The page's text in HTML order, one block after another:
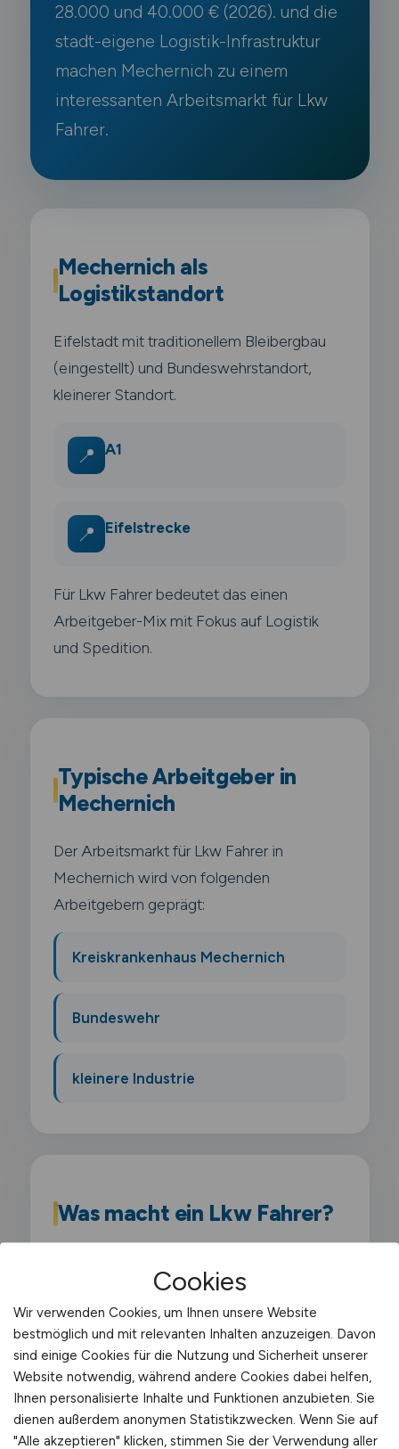
28.000 und 40.000 € (2026). und die
stadt-eigene Logistik-Infrastruktur
machen Mechernich zu einem
interessanten Arbeitsmarkt für Lkw
Fahrer.
Mechernich als
Logistikstandort
Eifelstadt mit traditionellem Bleibergbau
(eingestellt) und Bundeswehrstandort,
kleinerer Standort.
📍 A1
📍 Eifelstrecke
Für Lkw Fahrer bedeutet das einen
Arbeitgeber-Mix mit Fokus auf Logistik
und Spedition.
Typische Arbeitgeber in
Mechernich
Der Arbeitsmarkt für Lkw Fahrer in
Mechernich wird von folgenden
Arbeitgebern geprägt:
Kreiskrankenhaus Mechernich
Bundeswehr
kleinere Industrie
Was macht ein Lkw Fahrer?
über 7.5 Tonnen und transportierst Güter
im nationalen oder internationalen
Fernverkehr. Du bist verantwortlich für die
Einhaltung der Lenk- und Ruhezeiten sowie
die sichere Zustellung der Ladung.
Cookies
Wir verwenden Cookies, um Ihnen unsere Website
bestmöglich und mit relevanten Inhalten anzuzeigen. Davon
sind einige Cookies für die Nutzung und Sicherheit unserer
Website notwendig, während andere Cookies dabei helfen,
Ihnen personalisierte Inhalte und Funktionen anzubieten. Sie
dienen außerdem anonymen Statistikzwecken. Wenn Sie auf
"Alle akzeptieren" klicken, stimmen Sie der Verwendung aller